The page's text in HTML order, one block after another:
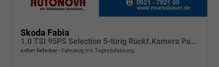
Skoda Fabia
1.0 TSI 95PS Selection 5-türig Rückf.Kamera Parksensoren Sitzheizung Multifunktionslenkrad Klima Skoda-Radio Bluetooth Touchscreen Tempomat Nebelsch. Apple CarPlay + Android Auto
sofort lieferbar Fahrzeug mit Tageszulassung